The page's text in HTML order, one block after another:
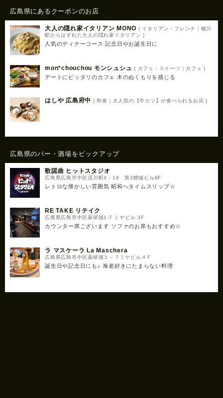
広島県にあるクーポンのお店
大人の隠れ家イタリアン MONO ( イタリアン・フレンチ｜横川
駅からはずれた大人の隠れ家イタリアン )
人気のディナーコース 記念日やお誕生日に
mon*chouchou モンシュシュ ( カフェ・スイーツ｜カフェ )
デートにピッタリのカフェ 木のぬくもりを感じる
はしや 広島府中 ( 和食｜大人気の【牛カツ】が食べられるお店 )
広島県のバー・酒場をピックアップ
歌謡曲 ヒットスタジオ
広島県広島市中区流川町4－18 第3鯉城ビル6F
レトロな懐かしい雰囲気 昭和へタイムスリップ☆
RE TAKE リテイク
広島県広島市中区薬研堀1-7 ミヤビル 3F
カウンター席ございます ソファのお席もおすすめ☆
ラ マスケーラ La Maschera
広島県広島市中区薬研堀１－７ミヤビル４Ｆ
誕生日や記念日にも♪ 海老好きにたまらない料理